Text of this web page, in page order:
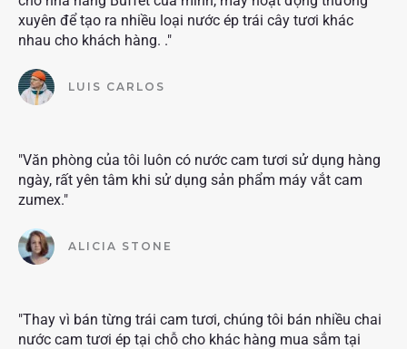
xuyên để tạo ra nhiều loại nước ép trái cây tươi khác
nhau cho khách hàng. ."
LUIS CARLOS
"Văn phòng của tôi luôn có nước cam tươi sử dụng hàng
ngày, rất yên tâm khi sử dụng sản phẩm máy vắt cam
zumex."
ALICIA STONE
"Thay vì bán từng trái cam tươi, chúng tôi bán nhiều chai
nước cam tươi ép tại chỗ cho khác hàng mua sắm tại